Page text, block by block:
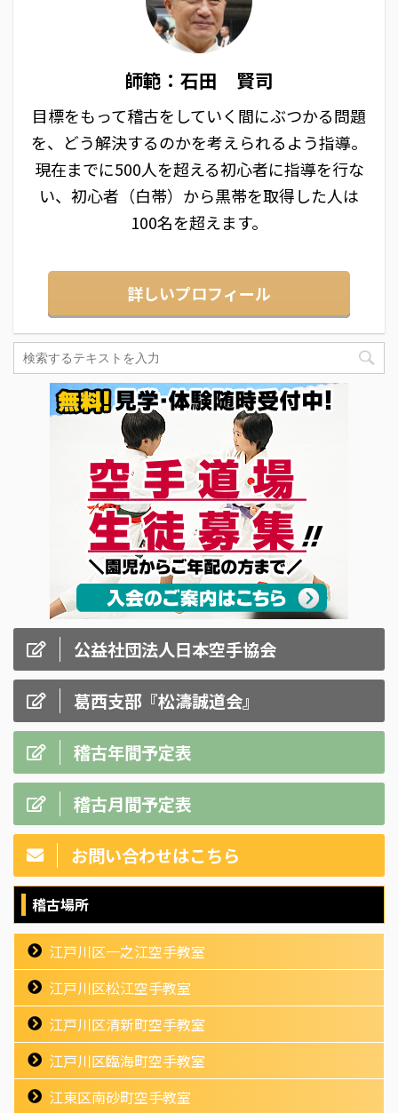
師範：石田 賢司
目標をもって稽古をしていく間にぶつかる問題
を、どう解決するのかを考えられるよう指導。
現在までに500人を超える初心者に指導を行な
い、初心者（白帯）から黒帯を取得した人は
100名を超えます。
詳しいプロフィール
公益社団法人日本空手協会
葛西支部『松濤誠道会』
稽古年間予定表
稽古月間予定表
お問い合わせはこちら
稽古場所
江戸川区一之江空手教室
江戸川区松江空手教室
江戸川区清新町空手教室
江戸川区臨海町空手教室
江東区南砂町空手教室